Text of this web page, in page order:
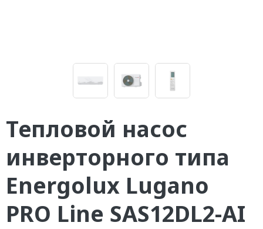
Тепловой насос
инверторного типа
Energolux Lugano
PRO Line SAS12DL2-AI